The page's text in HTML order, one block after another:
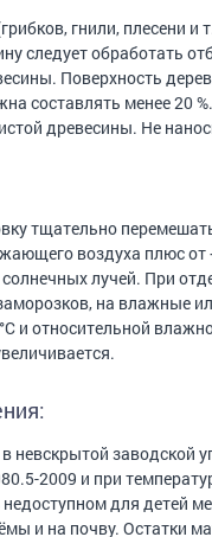
гнили, плесени
следует обработать
Поверхность
составлять менее 20
древесины. Не
тщательно
воздуха плюс
лучей. При
на влажные
и относительной
невскрытой заводской
2009 и при
для детей
и на почву. Остатки